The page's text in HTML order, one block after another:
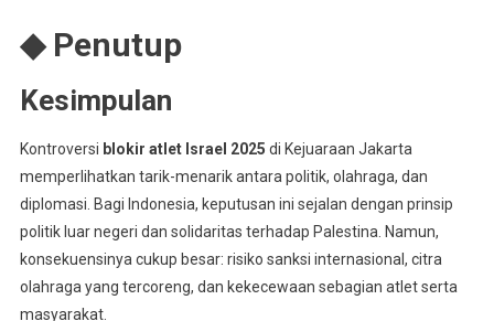
◆ Penutup
Kesimpulan
Kontroversi blokir atlet Israel 2025 di Kejuaraan Jakarta
memperlihatkan tarik-menarik antara politik, olahraga, dan
diplomasi. Bagi Indonesia, keputusan ini sejalan dengan prinsip
politik luar negeri dan solidaritas terhadap Palestina. Namun,
konsekuensinya cukup besar: risiko sanksi internasional, citra
olahraga yang tercoreng, dan kekecewaan sebagian atlet serta
masyarakat.